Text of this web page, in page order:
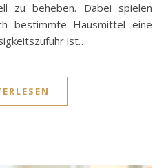
zu beheben. Dabei spielen
bestimmte Hausmittel eine
ist…